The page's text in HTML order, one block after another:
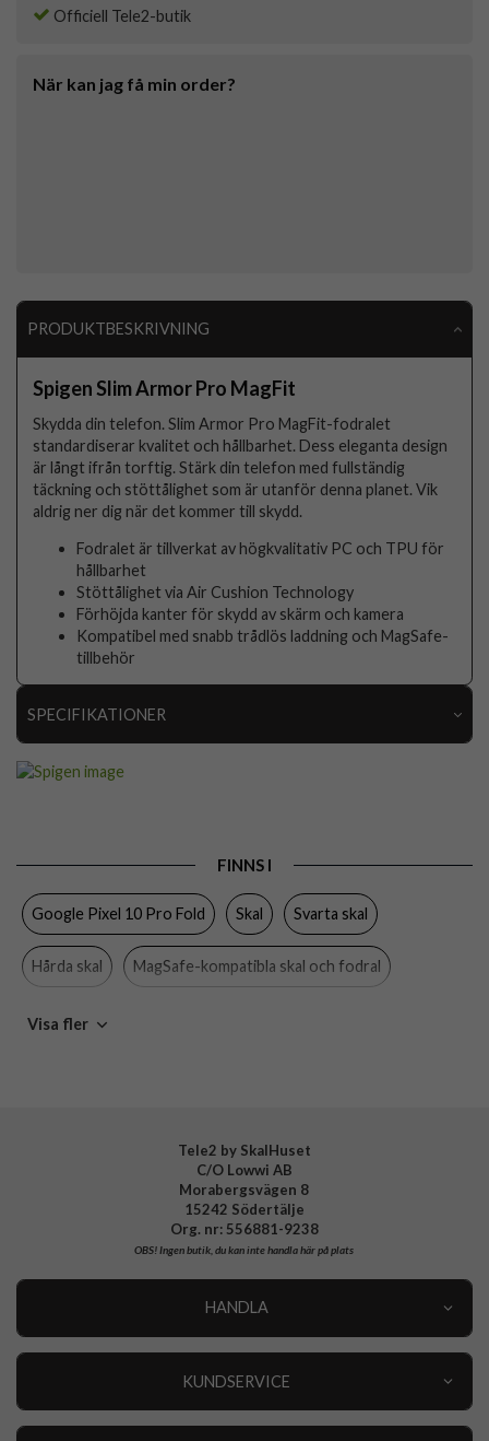
Officiell Tele2-butik
När kan jag få min order?
PRODUKTBESKRIVNING
Spigen Slim Armor Pro MagFit
Skydda din telefon. Slim Armor Pro MagFit-fodralet
standardiserar kvalitet och hållbarhet. Dess eleganta design
är långt ifrån torftig. Stärk din telefon med fullständig
täckning och stöttålighet som är utanför denna planet. Vik
aldrig ner dig när det kommer till skydd.
Fodralet är tillverkat av högkvalitativ PC och TPU för
hållbarhet
Stöttålighet via Air Cushion Technology
Förhöjda kanter för skydd av skärm och kamera
Kompatibel med snabb trådlös laddning och MagSafe-
tillbehör
SPECIFIKATIONER
Färg
Material Hårdplast (PC), Mjukplast (TPU)
Tillverkarens art nr
FINNS I
Google Pixel 10 Pro Fold Skal Svarta skal
Hårda skal MagSafe-kompatibla skal och fodral
Spigen
Visa fler
Tele2 by SkalHuset
C/O Lowwi AB
Morabergsvägen 8
15242 Södertälje
Org. nr: 556881-9238
OBS!Ingen butik, du kan inte handla här på plats
HANDLA
KUNDSERVICE